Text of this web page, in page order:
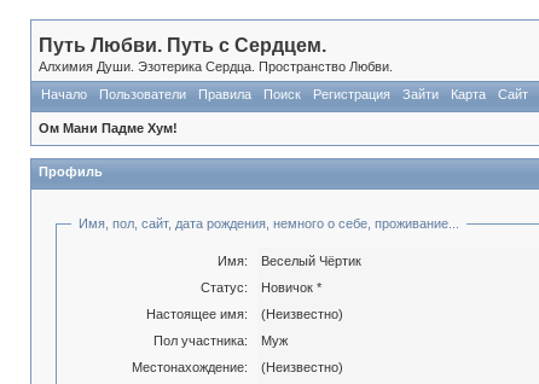
Путь Любви. Путь с Сердцем.
Алхимия Души. Эзотерика Сердца. Пространство Любви.
Начало
Пользователи Правила Поиск Регистрация Зайти Карта Сайт
Ом Мани Падме Хум!
Профиль
Имя, пол, сайт, дата рождения, немного о себе, проживание...
Имя:
Веселый Чёртик
Статус:
Новичок *
Настоящее имя:
(Неизвестно)
Пол участника:
Муж
Местонахождение:
(Неизвестно)